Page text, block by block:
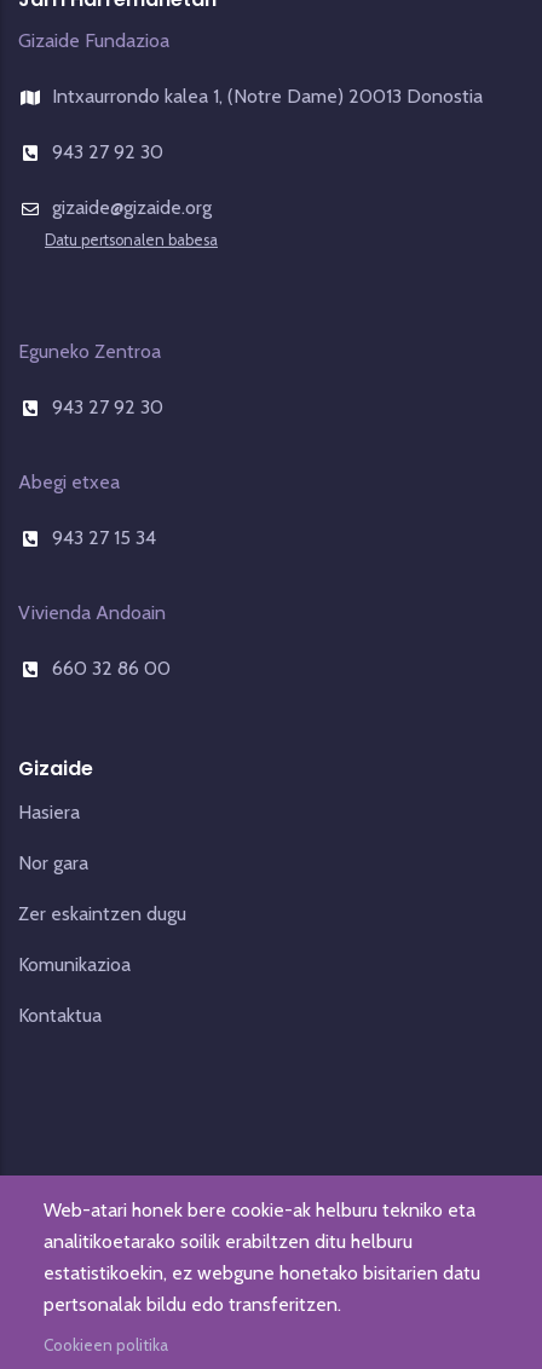
Gizaide Fundazioa
Intxaurrondo kalea 1, (Notre Dame) 20013 Donostia
943 27 92 30
gizaide@gizaide.org
Datu pertsonalen babesa
Eguneko Zentroa
943 27 92 30
Abegi etxea
943 27 15 34
Vivienda Andoain
660 32 86 00
Gizaide
Hasiera
Nor gara
Zer eskaintzen dugu
Komunikazioa
Kontaktua
Web-atari honek bere cookie-ak helburu tekniko eta
analitikoetarako soilik erabiltzen ditu helburu
estatistikoekin, ez webgune honetako bisitarien datu
pertsonalak bildu edo transferitzen.
Cookieen politika
© Fundación Gizaide. Eskubide guztiak erreserbatuak.
Lege oharra|Pribatutasun politika|